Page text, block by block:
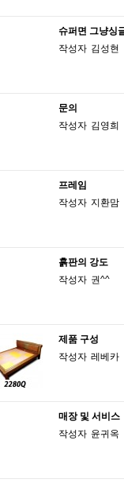
슈퍼면 그냥싱
작성자 김성현
문의
작성자 김영희
프레임
작성자 지환맘
흙판의 강도
작성자 권^^
제품 구성
작성자 레베카
매장 및 서비스
작성자 윤귀옥